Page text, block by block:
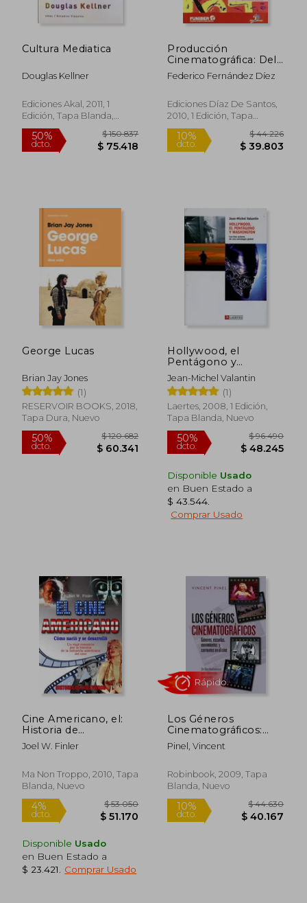
50%
dcto.
$ 184.231
$ 92.116
50%
dcto.
$
$
Cultura Mediatica
Douglas Kellner
Ediciones Akal, 2011, 1
Edición, Tapa Blanda,
Nuevo
Producción
Cinematográfica: Del
Proyecto al Producto
Federico Fernández Díez
Ediciones Díaz De Santos,
2010, 1 Edición, Tapa
Blanda, Nuevo
10%
dcto.
George Lucas
Brian Jay Jones
(1)
RESERVOIR BOOKS, 2018,
Tapa Dura, Nuevo
50%
dcto.
$ 120.682
$ 60.341
Hollywood, el
Pentágono y
Washington: Los Tres
Actores de una
Estrategia Global
(Kaplan)
Jean-Michel Valantin
(1)
Laertes, 2008, 1 Edición,
Tapa Blanda, Nuevo
50%
dcto.
$
$
Disponible Usado
en Buen Estado a
$ 43.544
Comprar Usado
Cine Americano, el:
Historia de
Hollywood (Cine - ma
non Troppo)
Joel W. Finler
Ma Non Troppo, 2010, Tapa
Blanda, Nuevo
Disponible Usado
en Buen Estado a
$ 23.421
Comprar Usado
Los Géneros
Cinematográficos:
Géneros, Escuelas,
Movimientos Y
Pinel, Vincent
Robinbook, 2009, Tapa
Blanda, Nuevo